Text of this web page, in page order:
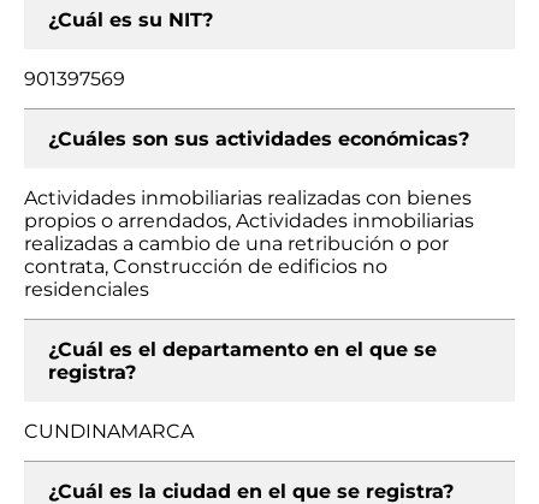
¿Cuál es su NIT?
901397569
¿Cuáles son sus actividades económicas?
Actividades inmobiliarias realizadas con bienes
propios o arrendados, Actividades inmobiliarias
realizadas a cambio de una retribución o por
contrata, Construcción de edificios no
residenciales
¿Cuál es el departamento en el que se
registra?
CUNDINAMARCA
¿Cuál es la ciudad en el que se registra?